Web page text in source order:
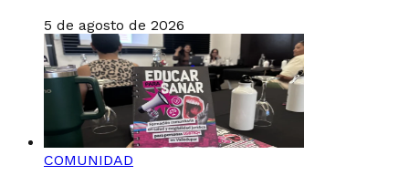
5 de agosto de 2026
COMUNIDAD